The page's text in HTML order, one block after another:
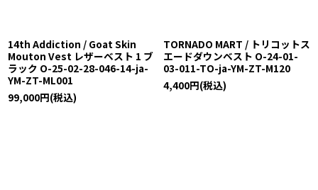
14th Addiction / Goat Skin
Mouton Vest レザーベスト 1 ブ
ラック O-25-02-28-046-14-ja-
YM-ZT-ML001
99,000円(税込)
TORNADO MART / トリコットス
エードダウンベスト O-24-01-
03-011-TO-ja-YM-ZT-M120
4,400円(税込)